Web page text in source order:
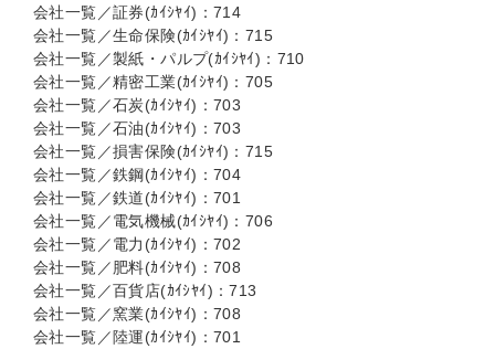
会社一覧／証券(ｶｲｼﾔｲ)：714
会社一覧／生命保険(ｶｲｼﾔｲ)：715
会社一覧／製紙・パルプ(ｶｲｼﾔｲ)：710
会社一覧／精密工業(ｶｲｼﾔｲ)：705
会社一覧／石炭(ｶｲｼﾔｲ)：703
会社一覧／石油(ｶｲｼﾔｲ)：703
会社一覧／損害保険(ｶｲｼﾔｲ)：715
会社一覧／鉄鋼(ｶｲｼﾔｲ)：704
会社一覧／鉄道(ｶｲｼﾔｲ)：701
会社一覧／電気機械(ｶｲｼﾔｲ)：706
会社一覧／電力(ｶｲｼﾔｲ)：702
会社一覧／肥料(ｶｲｼﾔｲ)：708
会社一覧／百貨店(ｶｲｼﾔｲ)：713
会社一覧／窯業(ｶｲｼﾔｲ)：708
会社一覧／陸運(ｶｲｼﾔｲ)：701